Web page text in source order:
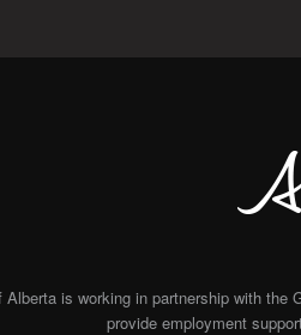
Alberta is working in partnership with the
provide employment